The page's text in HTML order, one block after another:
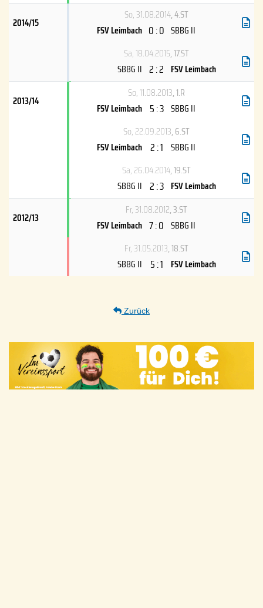
2014/15
So, 31.08.2014, 4.ST
FSV Leimbach 0 : 0 SBBG II
Sa, 18.04.2015, 17.ST
SBBG II 2 : 2 FSV Leimbach
2013/14
So, 11.08.2013, 1.R
FSV Leimbach 5 : 3 SBBG II
So, 22.09.2013, 6.ST
FSV Leimbach 2 : 1 SBBG II
Sa, 26.04.2014, 19.ST
SBBG II 2 : 3 FSV Leimbach
2012/13
Fr, 31.08.2012, 3.ST
FSV Leimbach 7 : 0 SBBG II
Fr, 31.05.2013, 18.ST
SBBG II
5 : 1 FSV Leimbach
Zurück